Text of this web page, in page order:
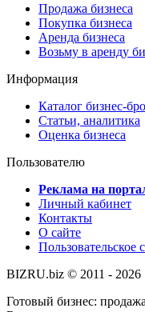
Продажа бизнеса
Покупка бизнеса
Аренда бизнеса
Возьму в аренду
Информация
Каталог бизнес-
Статьи, аналитика
Оценка бизнеса
Пользователю
Реклама на
Личный кабинет
Контакты
О сайте
Пользовательское
BIZRU.biz © 2011 - 2026
Готовый бизнес: